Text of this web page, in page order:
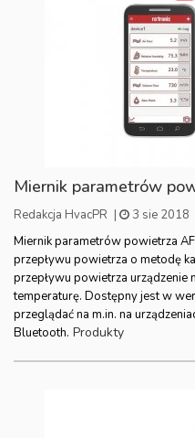
Miernik parametrów
Redakcja HvacPR |
3 sie 2018
Miernik parametrów powietrza
przepływu powietrza o metodę
przepływu powietrza
temperaturę. Dostępny jest w
przeglądać na m.in. na
Bluetooth. Produkty